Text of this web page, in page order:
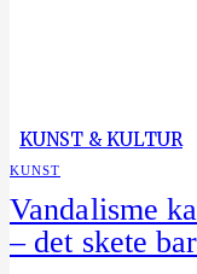
KUNST & KULTUR
KUNST
Vandalisme
– det skete